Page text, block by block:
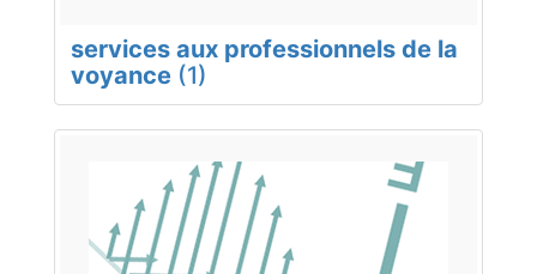
services aux professionnels de la
voyance (1)